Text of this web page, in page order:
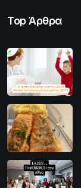
Top Άρθρα